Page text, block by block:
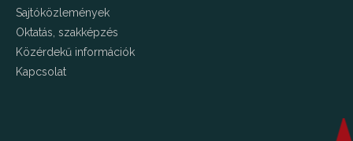
Sajtóközlemények
Oktatás, szakképzés
Közérdekű információk
Kapcsolat